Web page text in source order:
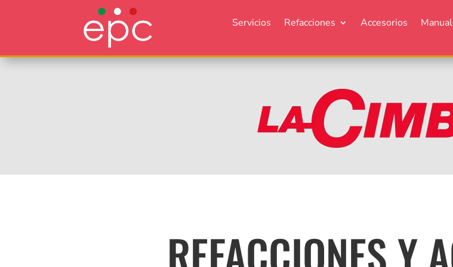
Servicios Refacciones Accesorios
REFACCIONES Y